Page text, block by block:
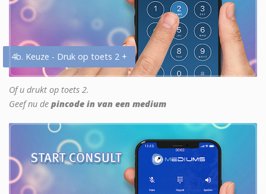
4b. Keuze - Druk op toets 2 +
Of u drukt op toets 2.
Geef nu de pincode in van een medium